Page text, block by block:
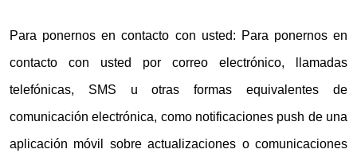
Para ponernos en contacto con usted: Para ponernos en
contacto con usted por correo electrónico, llamadas
telefónicas, SMS u otras formas equivalentes de
comunicación electrónica, como notificaciones push de una
aplicación móvil sobre actualizaciones o comunicaciones